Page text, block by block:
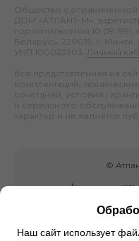
Общество с
ДОМ «АТЛАНТ-М»,
горисполкомом
Беларусь, 220019, г.
УНП 100023303.
Личный
Вся представленная на
комплектаций, технических
сочетаний, условий
и сервисного
характер и не является
©
Наш сайт использует